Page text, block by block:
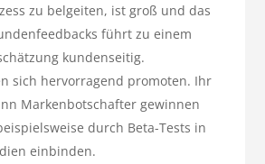
zu belgeiten, ist groß und das
führt zu einem
kundenseitig.
sich hervorragend promoten. Ihr
Markenbotschafter gewinnen
durch Beta-Tests in
einbinden.